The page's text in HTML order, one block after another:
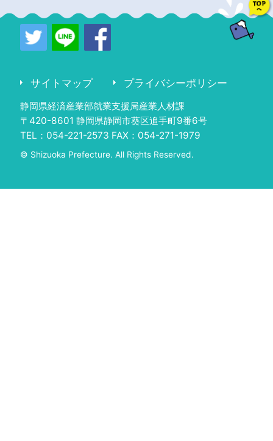
サイトマップ プライバシーポリシー
静岡県経済産業部就業支援局産業人材課
〒420-8601 静岡県静岡市葵区追手町9番6号
TEL：054-221-2573 FAX：054-271-1979
© Shizuoka Prefecture. All Rights Reserved.